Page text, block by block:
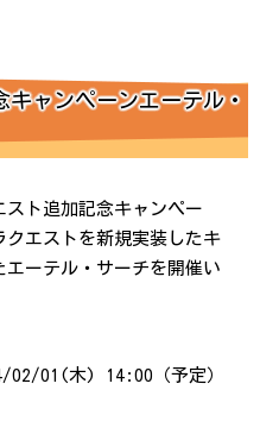
ャンペーンエーテル・
スト追加記念キャンペー
クエストを新規実装したキ
ーテル・サーチを開催い
01(木) 14:00（予定）